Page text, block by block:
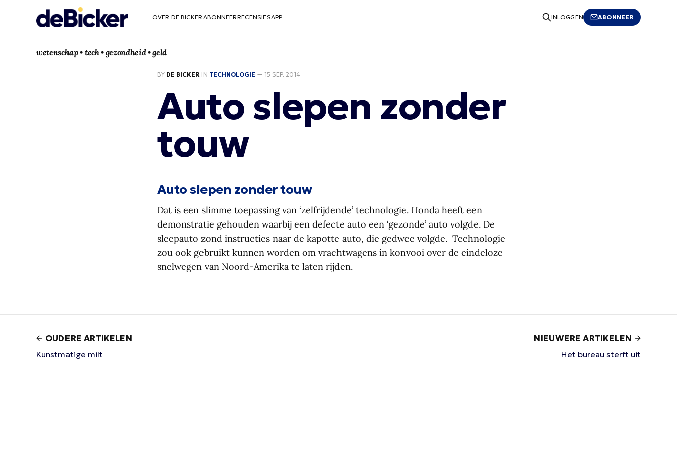
OVER DE BICKERABONNEERRECENSIESAPP INLOGGEN ABONNEER
wetenschap • tech • gezondheid • geld
BY DE BICKER IN TECHNOLOGIE — 15 SEP. 2014
Auto slepen zonder
touw
Auto slepen zonder touw
Dat is een slimme toepassing van ‘zelfrijdende’ technologie. Honda heeft een
demonstratie gehouden waarbij een defecte auto een ‘gezonde’ auto volgde. De
sleepauto zond instructies naar de kapotte auto, die gedwee volgde. Technologie
zou ook gebruikt kunnen worden om vrachtwagens in konvooi over de eindeloze
snelwegen van Noord-Amerika te laten rijden.
OUDERE ARTIKELEN
Kunstmatige milt
NIEUWERE ARTIKELEN
Het bureau sterft uit